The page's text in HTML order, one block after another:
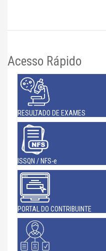
Acesso Rápido
RESULTADO DE EXAMES
ISSQN / NFS-e
PORTAL DO CONTRIBUINTE